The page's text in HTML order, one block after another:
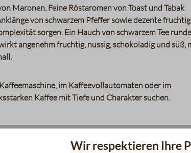
Maronen. Feine Röstaromen von Toast und Tabak
von schwarzem Pfeffer sowie dezente
sorgen. Ein Hauch von schwarzem Tee
angenehm fruchtig, nussig, schokoladig und süß,
im Kaffeevollautomaten oder im
Kaffee mit Tiefe und Charakter suchen.
Wir respektieren Ihre